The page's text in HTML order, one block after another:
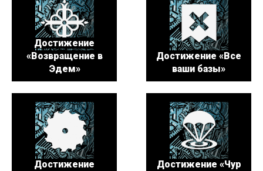
Достижение
«Возвращение в
Эдем»
Достижение «Все
ваши базы»
Достижение
Достижение «Чур